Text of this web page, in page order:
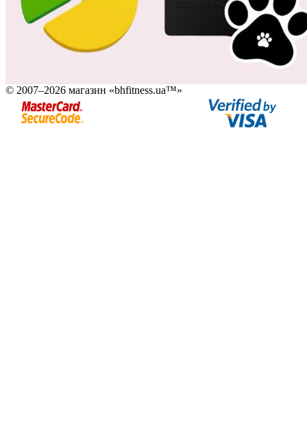
© 2007–2026 магазин «bhfitness.ua™»